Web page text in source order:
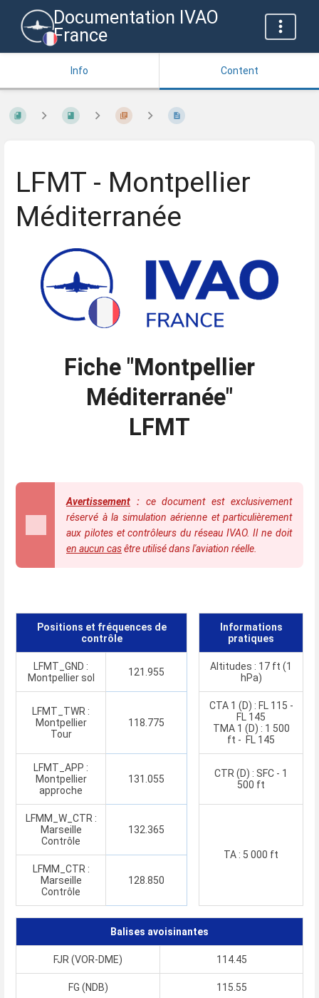
Documentation IVAO
France
Info Content
LFMT - Montpellier
Méditerranée
Fiche "Montpellier
Méditerranée"
LFMT
Avertissement :ce document est exclusivement
réservé à la simulation aérienne et particulièrement
aux pilotes et contrôleurs du réseau IVAO. Il ne doit
en aucun casêtre utilisé dans l'aviation réelle.
Positions et fréquences de
contrôle
Informations
pratiques
LFMT_GND :
Montpellier sol
121.955
Altitudes : 17 ft (1
hPa)
LFMT_TWR :
Montpellier
Tour
118.775
CTA 1 (D) : FL 115 -
FL 145
TMA 1 (D) : 1 500
ft - FL 145
LFMT_APP :
Montpellier
approche
131.055
CTR (D) : SFC - 1
500 ft
LFMM_W_CTR :
Marseille
Contrôle
132.365
TA : 5 000 ft
LFMM_CTR :
Marseille
Contrôle
128.850
Balises avoisinantes
FJR (VOR-DME) 114.45
FG (NDB) 115.55